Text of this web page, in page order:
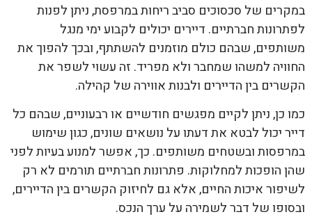
במקרים של סכסוכים סביב ריחות במרפסת, ניתן לפנות
לפתרונות חברתיים. דיירים יכולים לקבוע ימי מנגל
משותפים, שבהם כולם מוזמנים להשתתף, ובכך להפוך את
החוויה למשהו שמחבר ולא מפריד. זה עשוי לשפר את
הקשרים בין הדיירים ולבנות אווירה של קהילה.
כמו כן, ניתן לקיים מפגשים חודשיים או רבעוניים, שבהם כל
דייר יכול לבטא את דעתו על נושאים שונים, כגון שימוש
במרפסות ובשטחים משותפים. כך, אפשר למנוע בעיות לפני
שהן הופכות למחלוקות. פתרונות חברתיים תורמים לא רק
לשיפור איכות החיים, אלא גם לחיזוק הקשרים בין הדיירים,
ובסופו של דבר לשמירה על ערך הנכס.